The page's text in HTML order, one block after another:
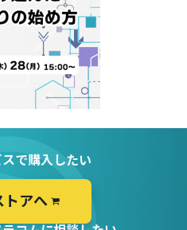
で購入したい
トアへ